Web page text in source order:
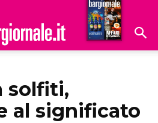
Hoteldomani
solfiti,
al significato